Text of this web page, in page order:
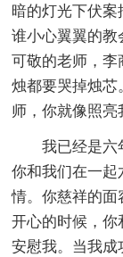
暗的灯光下伏
谁小心翼翼的教
可敬的老师，李
烛都要哭掉烛芯
师，你就像照亮
我已经是六
你和我们在一
情。你慈祥的
开心的时候，你
安慰我。当我成